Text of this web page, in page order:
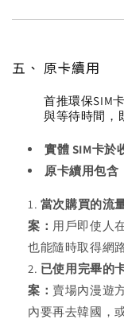
五、 原卡續用
首推環保SIM
與等待時間，
實體 SIM卡於
原卡續用包含
當次購買的流
案： 用戶即使人
也能隨時取得網
已使用完畢的
案： 賣場內漫遊
內要再去韓國，